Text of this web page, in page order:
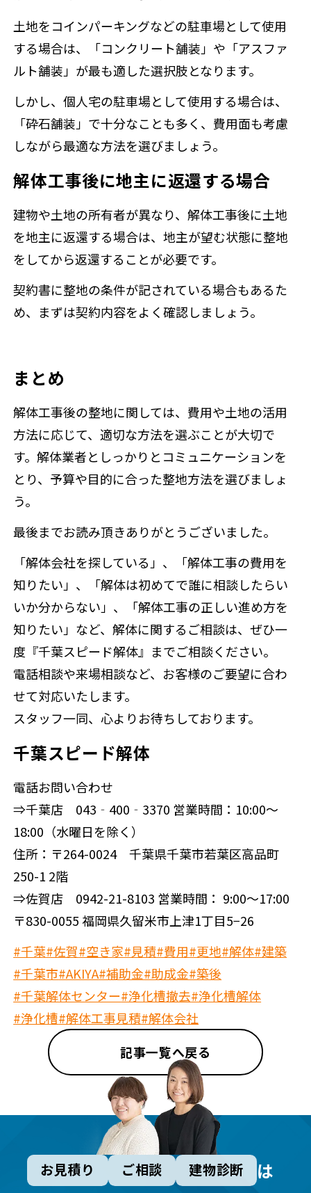
土地をコインパーキングなどの駐車場として使用
する場合は、「コンクリート舗装」や「アスファ
ルト舗装」が最も適した選択肢となります。
しかし、個人宅の駐車場として使用する場合は、
「砕石舗装」で十分なことも多く、費用面も考慮
しながら最適な方法を選びましょう。
解体工事後に地主に返還する場合
建物や土地の所有者が異なり、解体工事後に土地
を地主に返還する場合は、地主が望む状態に整地
をしてから返還することが必要です。
契約書に整地の条件が記されている場合もあるた
め、まずは契約内容をよく確認しましょう。
まとめ
解体工事後の整地に関しては、費用や土地の活用
方法に応じて、適切な方法を選ぶことが大切で
す。解体業者としっかりとコミュニケーションを
とり、予算や目的に合った整地方法を選びましょ
う。
最後までお読み頂きありがとうございました。
「解体会社を探している」、「解体工事の費用を
知りたい」、「解体は初めてで誰に相談したらい
いか分からない」、「解体工事の正しい進め方を
知りたい」など、解体に関するご相談は、ぜひ一
度『千葉スピード解体』までご相談ください。
電話相談や来場相談など、お客様のご要望に合わ
せて対応いたします。
スタッフ一同、心よりお待ちしております。
千葉スピード解体
電話お問い合わせ
⇒千葉店 043‐400‐3370 営業時間：10:00～
18:00（水曜日を除く）
住所：〒264-0024 千葉県千葉市若葉区高品町
250-1 2階
⇒佐賀店 0942-21-8103 営業時間： 9:00～17:00
〒830-0055 福岡県久留米市上津1丁目5−26
#千葉#佐賀#空き家#見積#費用#更地#解体#建築
#千葉市#AKIYA#補助金#助成金#築後
#千葉解体センター#浄化槽撤去#浄化槽解体
#浄化槽#解体工事見積#解体会社
記事一覧へ戻る
お見積り ご相談 建物診断 は